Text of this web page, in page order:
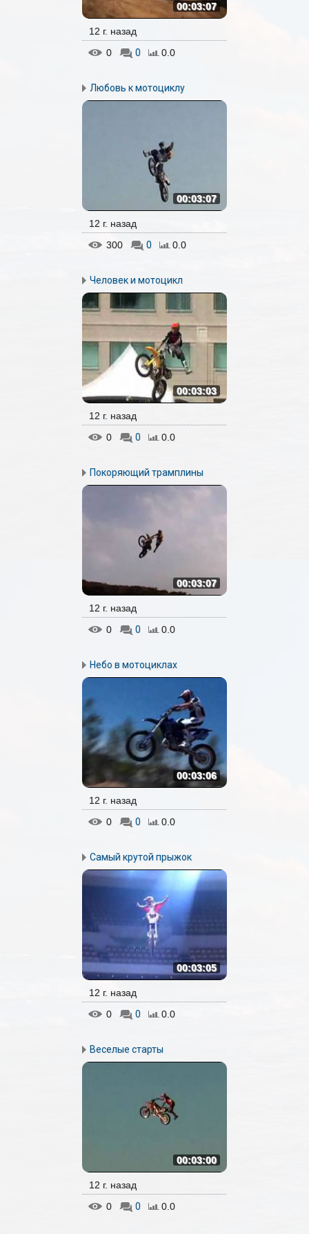
00:03:07
12 г. назад
0
0 0.0
Любовь к мотоциклу
00:03:07
12 г. назад
300
0 0.0
Человек и мотоцикл
00:03:03
12 г. назад
0
0 0.0
Покоряющий трамплины
00:03:07
12 г. назад
0
0 0.0
Небо в мотоциклах
00:03:06
12 г. назад
0
0 0.0
Самый крутой прыжок
00:03:05
12 г. назад
0
0 0.0
Веселые старты
00:03:00
12 г. назад
0
0 0.0